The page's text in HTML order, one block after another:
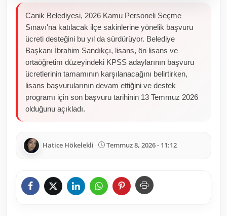
Canik Belediyesi, 2026 Kamu Personeli Seçme
Sınavı'na katılacak ilçe sakinlerine yönelik başvuru
ücreti desteğini bu yıl da sürdürüyor. Belediye
Başkanı İbrahim Sandıkçı, lisans, ön lisans ve
ortaöğretim düzeyindeki KPSS adaylarının başvuru
ücretlerinin tamamının karşılanacağını belirtirken,
lisans başvurularının devam ettiğini ve destek
programı için son başvuru tarihinin 13 Temmuz 2026
olduğunu açıkladı.
Hatice Hökelekli Temmuz 8, 2026 - 11:12